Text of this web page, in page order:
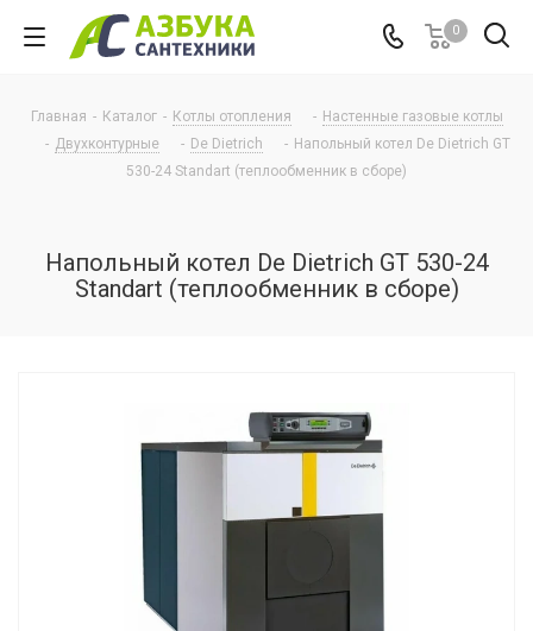
0
Главная - Каталог - Котлы отопления - Настенные газовые котлы
- Двухконтурные - De Dietrich - Напольный котел De Dietrich GT
530-24 Standart (теплообменник в сборе)
Напольный котел De Dietrich GT 530-24
Standart (теплообменник в сборе)